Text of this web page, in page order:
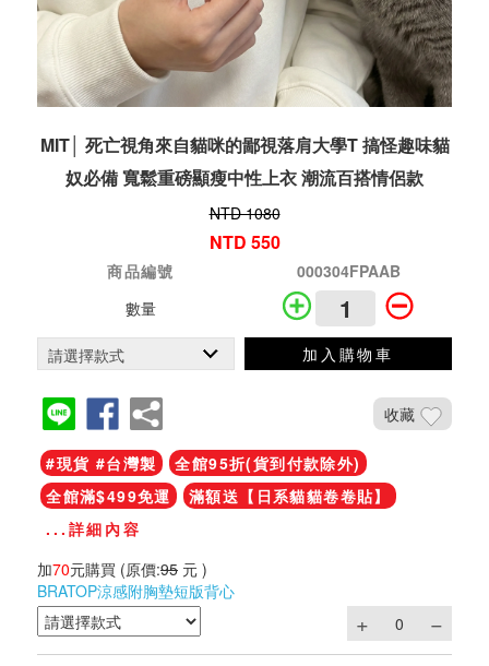
MIT│ 死亡視角來自貓咪的鄙視落肩大學T 搞怪趣味貓
奴必備 寬鬆重磅顯瘦中性上衣 潮流百搭情侶款
NTD 1080
NTD 550
商品編號
000304FPAAB
數量
加入購物車
收藏
#現貨 #台灣製
全館95折(貨到付款除外)
全館滿$499免運
滿額送【日系貓貓卷卷貼】
...詳細內容
加70元購買 (原價:95 元 )
BRATOP涼感附胸墊短版背心